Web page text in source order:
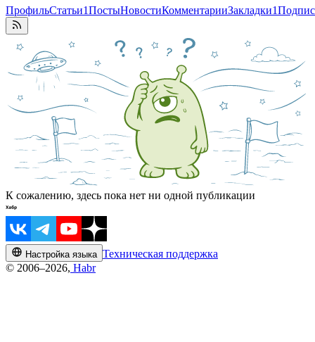
ПрофильСтатьи1ПостыНовостиКомментарииЗакладки1
К сожалению, здесь пока нет ни одной публикации
Настройка языка Техническая поддержка
© 2006–2026, Habr